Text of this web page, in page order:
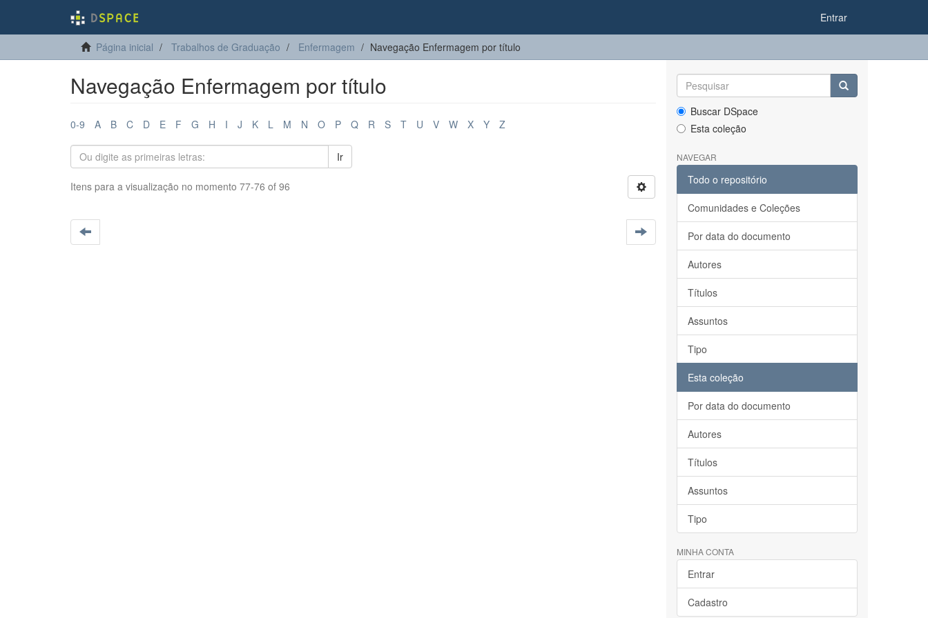
Entrar
Página inicial Trabalhos de Graduação Enfermagem Navegação Enfermagem por título
Navegação Enfermagem por título
0-9 A B C D E F G H I J K L M N O P Q R S T U V W X Y Z
Ir
Itens para a visualização no momento 77-76 of 96
Buscar DSpace
Esta coleção
NAVEGAR
Todo o repositório
Comunidades e Coleções
Por data do documento
Autores
Títulos
Assuntos
Tipo
Esta coleção
Por data do documento
Autores
Títulos
Assuntos
Tipo
MINHA CONTA
Entrar
Cadastro